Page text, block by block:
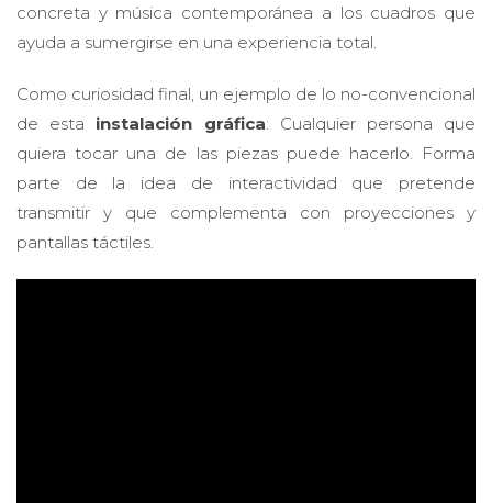
concreta y música contemporánea a los cuadros que
ayuda a sumergirse en una experiencia total.
Como curiosidad final, un ejemplo de lo no-convencional
de esta instalación gráfica: Cualquier persona que
quiera tocar una de las piezas puede hacerlo. Forma
parte de la idea de interactividad que pretende
transmitir y que complementa con proyecciones y
pantallas táctiles.